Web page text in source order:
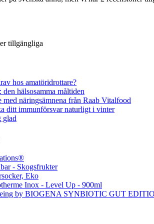
tillgängliga
hos amatöridrottare?
den hälsosamma måltiden
med näringsämnena från Raab Vitalfood
ditt immunförsvar naturligt i vinter
glad
- Skogsfrukter
Eko
Inox - Level Up - 900ml
by BIOGENA SYNBIOTIC GUT